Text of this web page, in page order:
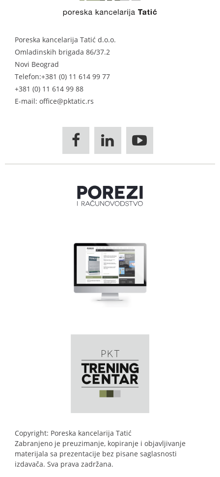
Poreska kancelarija Tatić d.o.o.
Omladinskih brigada 86/37.2
Novi Beograd
Telefon:+381 (0) 11 614 99 77
+381 (0) 11 614 99 88
E-mail: office@pktatic.rs
  
Copyright: Poreska kancelarija Tatić
Zabranjeno je preuzimanje, kopiranje i objavljivanje
materijala sa prezentacije bez pisane saglasnosti
izdavača. Sva prava zadržana.